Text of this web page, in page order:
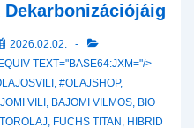
2026.02.02.
TEXT="BASE64:JXM="/>
, #OLAJSHOP,
VILI , BAJOMI VILMOS, BIO
, FUCHS TITAN , HIBRID